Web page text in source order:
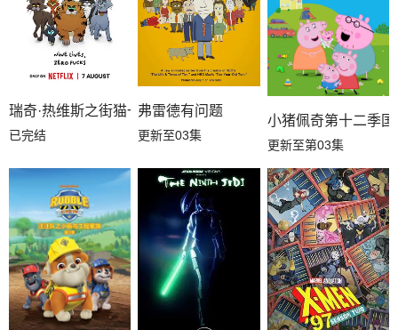
第03集 第02集 第01集
第00集
瑞奇·热维斯之街猫一族
已完结
弗雷德有问题
更新至03集
小猪佩奇第十二季国
更新至第03集